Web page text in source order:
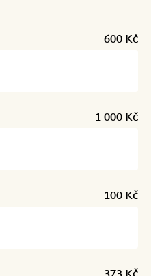
600 Kč
1 000 Kč
100 Kč